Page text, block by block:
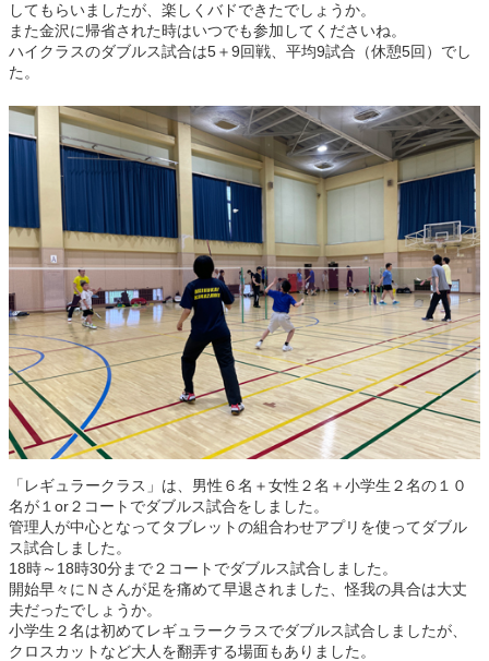
してもらいましたが、楽しくバドできたでしょうか。
また金沢に帰省された時はいつでも参加してくださいね。
ハイクラスのダブルス試合は5＋9回戦、平均9試合（休憩5回）でし
た。
「レギュラークラス」は、男性６名＋女性２名＋小学生２名の１０
名が１or２コートでダブルス試合をしました。
管理人が中心となってタブレットの組合わせアプリを使ってダブル
ス試合しました。
18時～18時30分まで２コートでダブルス試合しました。
開始早々にＮさんが足を痛めて早退されました、怪我の具合は大丈
夫だったでしょうか。
小学生２名は初めてレギュラークラスでダブルス試合しましたが、
クロスカットなど大人を翻弄する場面もありました。